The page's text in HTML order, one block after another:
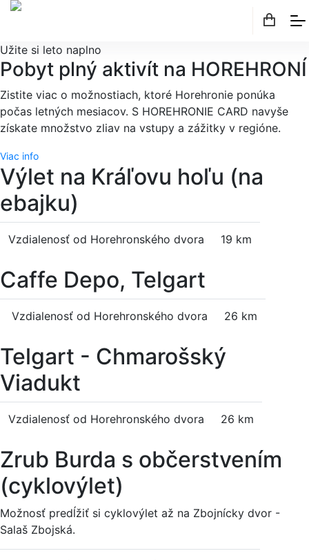
Užite si leto naplno
Pobyt plný aktivít na HOREHRONÍ
Zistite viac o možnostiach, ktoré Horehronie ponúka
počas letných mesiacov. S HOREHRONIE CARD navyše
získate množstvo zliav na vstupy a zážitky v regióne.
Viac info
Výlet na Kráľovu hoľu (na
ebajku)
Vzdialenosť od Horehronského dvora 19 km
Caffe Depo, Telgart
Vzdialenosť od Horehronského dvora 26 km
Telgart - Chmarošský
Viadukt
Vzdialenosť od Horehronského dvora 26 km
Zrub Burda s občerstvením
(cyklovýlet)
Možnosť predĺžiť si cyklovýlet až na Zbojnícky dvor -
Salaš Zbojská.